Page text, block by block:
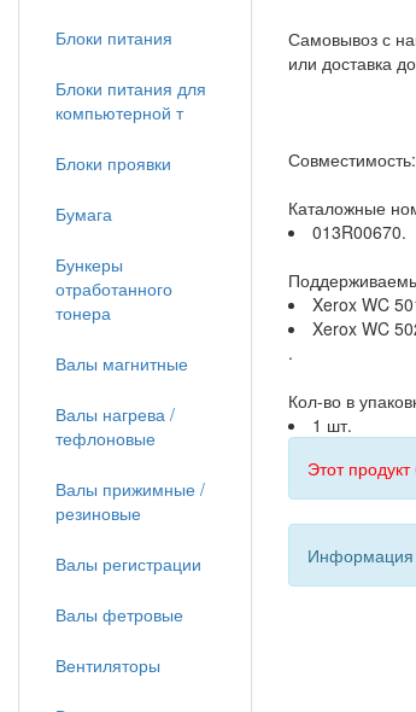
Самовывоз с
или доставка
Каталожные
013R00670.
Xerox WC
Xerox WC
.
Кол-во в
1 шт.
Этот
Информация
Блоки питания
Блоки питания для
компьютерной т
Блоки проявки
Бумага
Бункеры
отработанного
тонера
Валы магнитные
Валы нагрева /
тефлоновые
Валы прижимные /
резиновые
Валы регистрации
Валы фетровые
Вентиляторы